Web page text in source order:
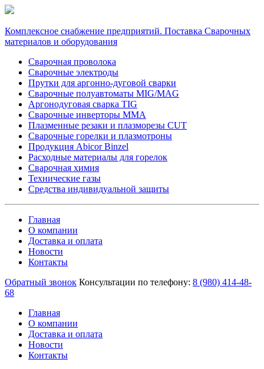
Комплексное снабжение предприятий. Поставка Сварочных
материалов и оборудования
Сварочная проволока
Сварочные электроды
Прутки для аргонно-дуговой сварки
Сварочные полуавтоматы MIG/MAG
Аргонодуговая сварка TIG
Сварочные инверторы MMA
Плазменные резаки и плазморезы CUT
Сварочные горелки и плазмотроны
Продукция Abicor Binzel
Расходные материалы для горелок
Сварочная химия
Технические газы
Средства индивидуальной защиты
Главная
О компании
Доставка и оплата
Новости
Контакты
Обратный звонок Консультации по телефону: 8 (980) 414-48-
68
Главная
О компании
Доставка и оплата
Новости
Контакты